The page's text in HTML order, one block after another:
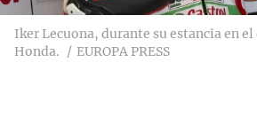
Iker Lecuona, durante su estancia en
Honda.
EUROPA PRESS